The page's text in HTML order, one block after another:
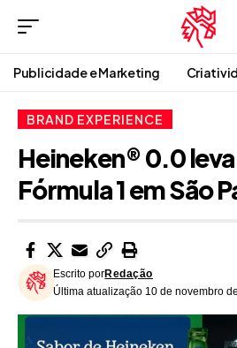
Publicidade e Marketing
BRAND EXPERIENCE
Heineken® 0.0
Fórmula 1 em São
Última atualização 10 de novembro
Escrito porRedação